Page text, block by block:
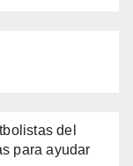
del
para ayudar